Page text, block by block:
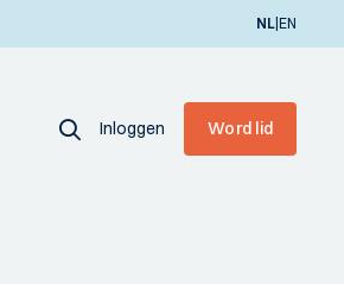
NL|EN
Inloggen Word lid